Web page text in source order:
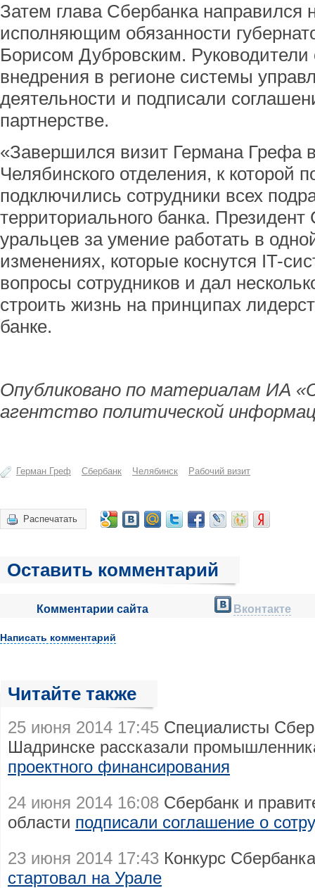
Затем глава Сбербанка направился
исполняющим обязанности
Борисом Дубровским.
внедрения в регионе системы
деятельности и подписали
партнерстве.
«Завершился визит Германа Грефа
Челябинского отделения, к которой
подключились сотрудники всех
территориального банка.
уральцев за умение работать в
изменениях, которые коснутся IT-
вопросы сотрудников и дал
строить жизнь на принципах
банке.
Опубликовано по материалам ИА
агентство политической
Герман Греф Сбербанк Челябинск Рабочий визит
Распечатать
Оставить комментарий
Комментарии сайта Вконтакте
Написать комментарий
Читайте также
25 июня 2014 17:45 Специалисты
Шадринске рассказали
проектного финансирования
24 июня 2014 16:08 Сбербанк и
области подписали соглашение о
23 июня 2014 17:43 Конкурс
стартовал на Урале